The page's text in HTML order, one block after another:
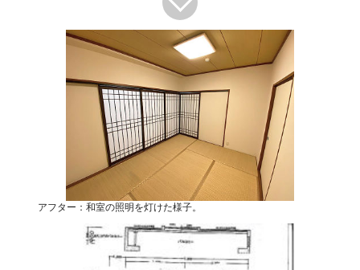
アフター：和室の照明を灯けた様子。